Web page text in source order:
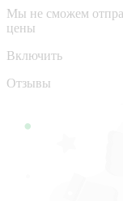
Мы не сможем
цены
Включить
Отзывы